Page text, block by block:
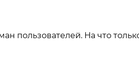
пользователей. На что